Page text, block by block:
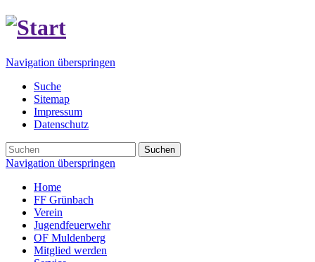
Navigation überspringen
Suche
Sitemap
Impressum
Datenschutz
Suchen
Navigation überspringen
Home
FF Grünbach
Verein
Jugendfeuerwehr
OF Muldenberg
Mitglied werden